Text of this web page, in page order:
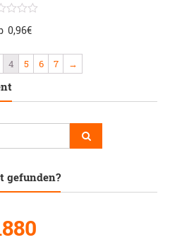
0,96€
4 5 6 7 →
gefunden?